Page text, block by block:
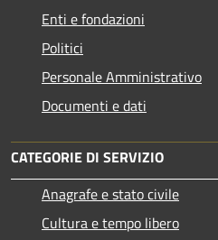
Enti e fondazioni
Politici
Personale Amministrativo
Documenti e dati
CATEGORIE DI SERVIZIO
Anagrafe e stato civile
Cultura e tempo libero